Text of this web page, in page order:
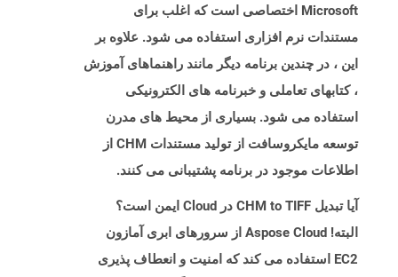
Microsoft اختصاصی است که اغلب برای
مستندات نرم افزاری استفاده می شود. علاوه بر
این ، در چندین برنامه دیگر مانند راهنماهای آموزش
، کتابهای تعاملی و خبرنامه های الکترونیکی
استفاده می شود. بسیاری از محیط های مدرن
توسعه مایکروسافت از تولید مستندات CHM از
اطلاعات موجود در برنامه پشتیبانی می کنند.
آیا تبدیل CHM to TIFF در Cloud ایمن است؟
البته! Aspose Cloud از سرورهای ابری آمازون
EC2 استفاده می کند که امنیت و انعطاف پذیری